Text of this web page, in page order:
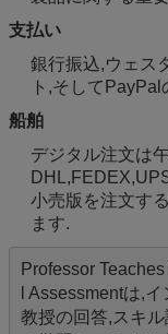
支払い
銀行振込,ウェス
ト,そして
船舶
デジタル注文は
小売版を注文す
ます.
Professor
l Assessmentは,
教授の回答,スキ